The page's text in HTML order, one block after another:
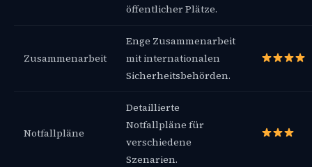
öffentlicher Plätze.
Zusammenarbeit
Enge Zusammenarbeit
mit internationalen
Sicherheitsbehörden.
Notfallpläne
Detaillierte
Notfallpläne für
verschiedene
Szenarien.